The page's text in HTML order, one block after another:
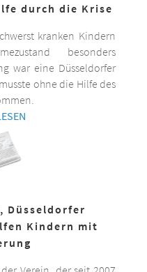
durch die Krise
kranken Kindern
besonders
war eine Düsseldorfer
ohne die Hilfe des
Düsseldorfer
Kindern mit